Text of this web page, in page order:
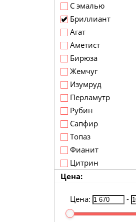
С эмалью
Бриллиант
Агат
Аметист
Бирюза
Жемчуг
Изумруд
Перламутр
Рубин
Сапфир
Топаз
Фианит
Цитрин
Цена:
Цена: -